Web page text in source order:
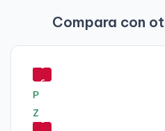
Compara con
-
6